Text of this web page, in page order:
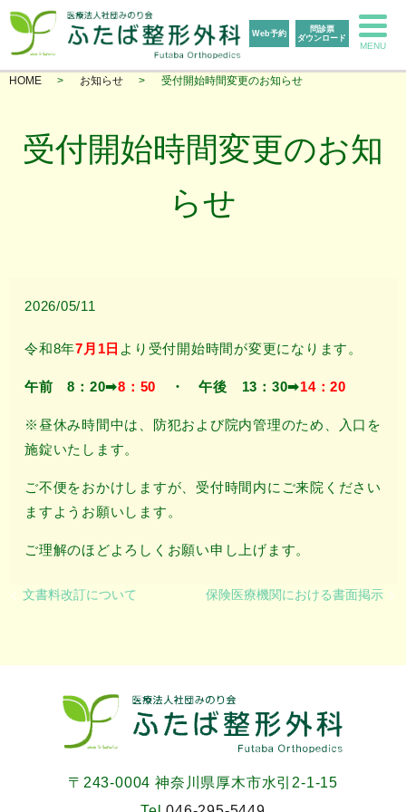
Web予約
問診票
ダウンロード
MENU
HOME お知らせ 受付開始時間変更のお知らせ
受付開始時間変更のお知
らせ
2026/05/11
令和8年7月1日 より受付開始時間が変更になります。
午前 8：20➡8：50 ・ 午後 13：30➡14：20
※昼休み時間中は、防犯および院内管理のため、入口を
施錠いたします。
ご不便をおかけしますが、受付時間内にご来院ください
ますようお願いします。
ご理解のほどよろしくお願い申し上げます。
文書料改訂について 保険医療機関における書面掲示
〒243-0004 神奈川県厚木市水引2-1-15